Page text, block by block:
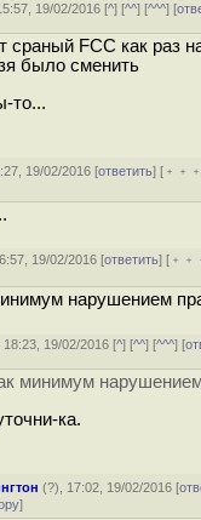
19/02/2016 [^] [^^] [^^^] [
сраный FCC как раз
было сменить
то...
19/02/2016 [ответить] [
19/02/2016 [ответить] [
нарушением
18:23, 19/02/2016 [^] [^^] [^^^] [
минимум
ка.
(?), 17:02, 19/02/2016 [
]